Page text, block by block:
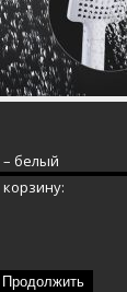
белый
Продолжить